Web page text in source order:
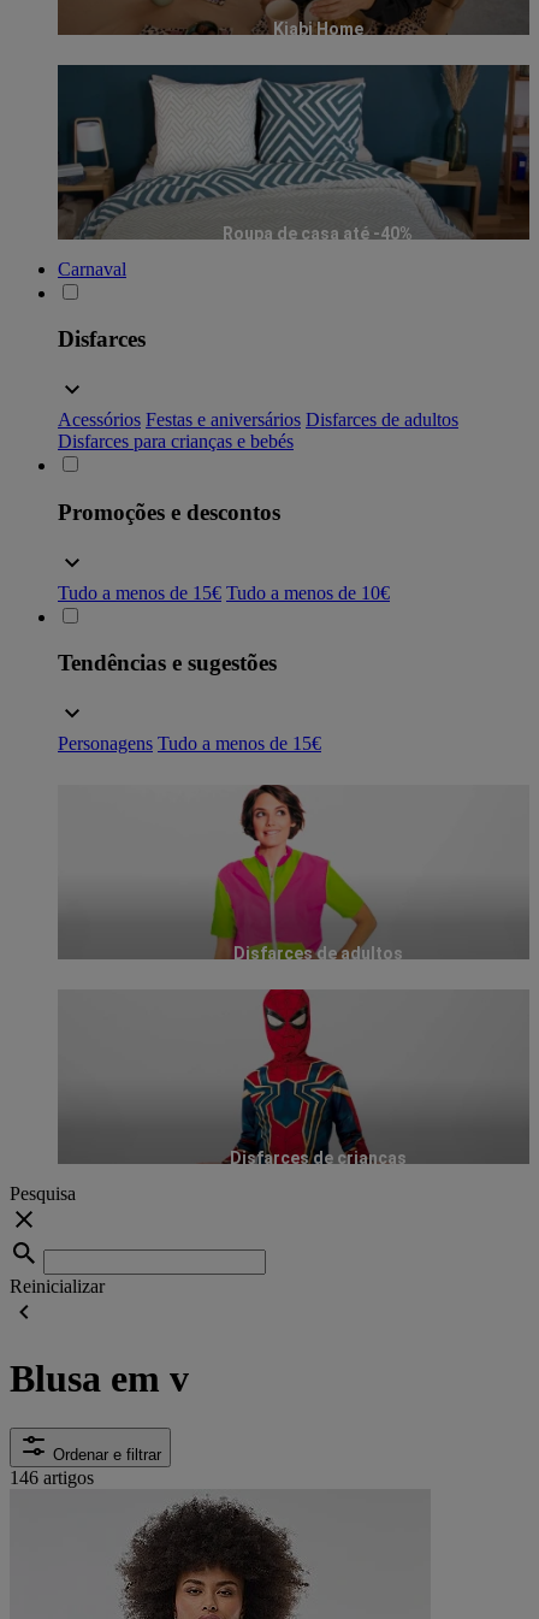
Kiabi Home
Roupa de casa até -40%
Carnaval
Disfarces
Acessórios Festas e aniversários Disfarces de adultos
Disfarces para crianças e bebés
Promoções e descontos
Tudo a menos de 15€ Tudo a menos de 10€
Tendências e sugestões
Personagens Tudo a menos de 15€
Disfarces de adultos
Disfarces de crianças
Pesquisa
Reinicializar
Blusa em v
Ordenar e filtrar
146 artigos